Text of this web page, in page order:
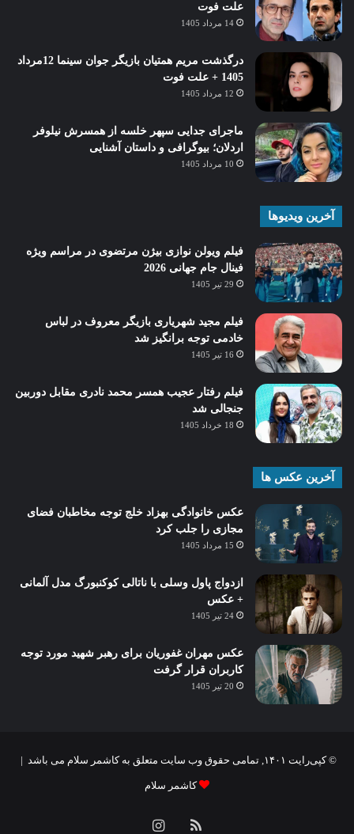
علت فوت
14 مرداد 1405
درگذشت مریم همتیان بازیگر جوان سینما 12مرداد
1405 + علت فوت
12 مرداد 1405
ماجرای جدایی سپهر خلسه از همسرش نیلوفر
اردلان؛ بیوگرافی و داستان آشنایی
10 مرداد 1405
آخرین ویدیوها
فیلم ویولن نوازی بیژن مرتضوی در مراسم ویژه
فینال جام جهانی 2026
29 تیر 1405
فیلم مجید شهریاری بازیگر معروف در لباس
خادمی توجه برانگیز شد
16 تیر 1405
فیلم رفتار عجیب همسر محمد نادری مقابل دوربین
جنجالی شد
18 خرداد 1405
آخرین عکس ها
عکس خانوادگی بهزاد خلج توجه مخاطبان فضای
مجازی را جلب کرد
15 مرداد 1405
ازدواج پاول وسلی با ناتالی کوکنبورگ مدل آلمانی
+ عکس
24 تیر 1405
عکس مهران غفوریان برای رهبر شهید مورد توجه
کاربران قرار گرفت
20 تیر 1405
© کپی‌رایت ۱۴۰۱, تمامی حقوق وب سایت متعلق به کاشمر سلام می باشد |
کاشمر سلام
خوراکاینستاگرام